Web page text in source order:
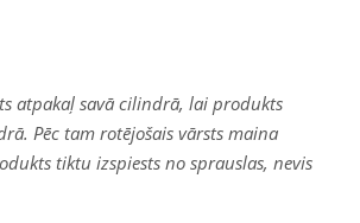
atpakaļ savā cilindrā, lai produkts
Pēc tam rotējošais vārsts maina
tiktu izspiests no sprauslas, nevis